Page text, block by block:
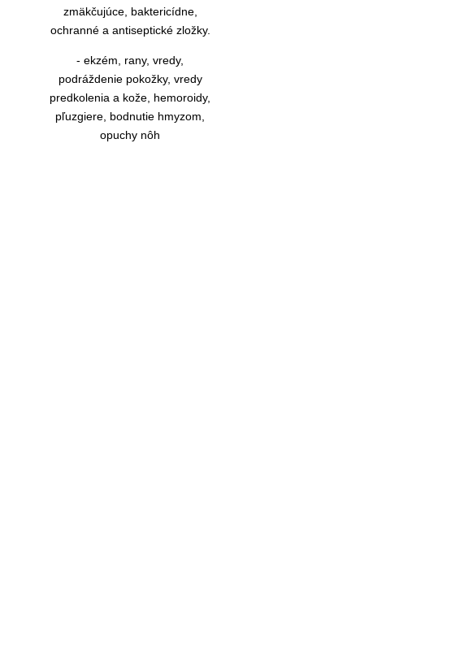
zmäkčujúce, baktericídne,
ochranné a antiseptické zložky.
- ekzém, rany, vredy,
podráždenie pokožky, vredy
predkolenia a kože, hemoroidy,
pľuzgiere, bodnutie hmyzom,
opuchy nôh